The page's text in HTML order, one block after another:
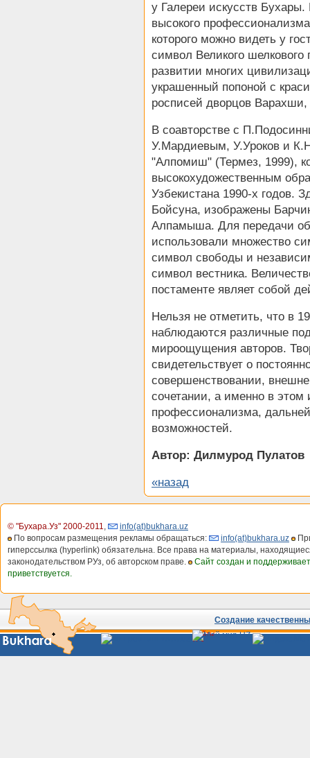
у Галереи искусств
высокого
которого можно видеть у
символ Великого
развитии многих
украшенный попоной с
росписей дворцов Варахши,
В соавторстве с
У.Мардиевым, У.Уроков и
"Алпомиш" (Термез, 1999),
высокохудожественным
Узбекистана 1990-х годов.
Бойсуна, изображены
Алпамыша. Для передачи
использовали множество
символ свободы и
символ вестника.
постаменте являет собой
Нельзя не отметить, что в
наблюдаются различные
мироощущения авторов.
свидетельствует о
совершенствовании,
сочетании, а именно в этом
профессионализма,
возможностей.
Автор: Дилмурод Пулатов
«назад
© "Бухара.Уз" 2000-2011,
info(at)bukhara.uz
По вопросам размещения рекламы обращаться:
info(at)bukhara.uz
гиперссылка (hyperlink) обязательна. Все права на материалы,
законодательством РУз, об авторском праве.
Сайт создан и
приветствуется.
Создание
Сайты
Узбекистана